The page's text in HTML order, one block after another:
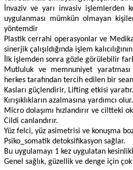
İnvaziv ve yarı invasiv işlemlerden
uygulanması mümkün olmayan
yöntemdir
Plastik cerrahi operasyonlar ve
sinerjik çalışıldığında işlem
İlk işlemden sonra gözle görülebilir
Mutluluk ve memnuniyet yaratması
herkes tarafından tercih edilen bir
Kasları güçlendirir, Lifting etkisi yaratır.
Kırışıklıkların azalmasına yardımcı olur.
Micro dolaşımı hızlandırır ve ciltteki
Cildi canlandırır.
Yüz felci, yüz asimetrisi ve konuşma
Psiko_somatik detoksifikasyon sağlar.
Bu uygulamayı 1 kez uygulatan
Genel sağlık, güzellik ve denge için çok